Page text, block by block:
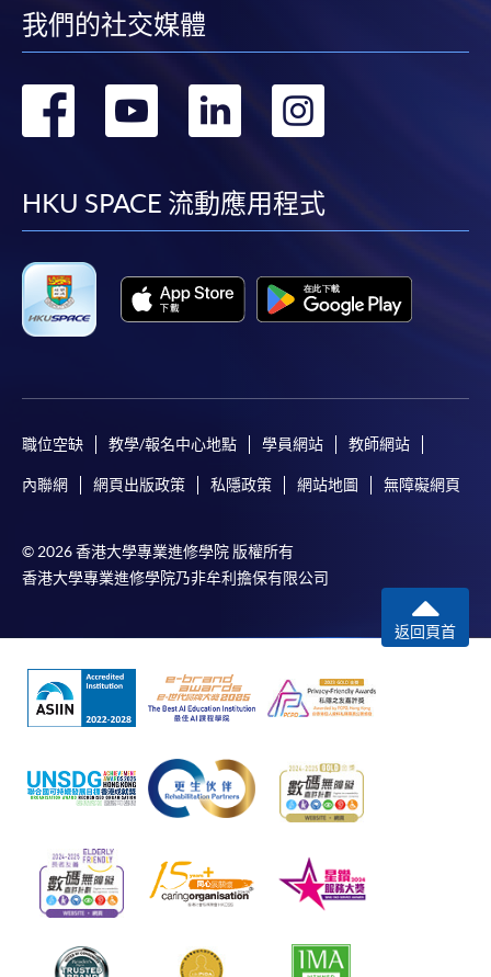
我們的社交媒體
轉
facebook
轉
youtube
轉
linkedin
HKU SPACE 流動應用程式
職位空缺 教學/報名中心地點 學員網站 教師網站
內聯網 網頁出版政策 私隱政策 網站地圖 無障礙網頁
© 2026 香港大學專業進修學院 版權所有
香港大學專業進修學院乃非牟利擔保有限公司
返回頁首